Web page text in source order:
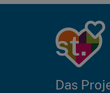
Das